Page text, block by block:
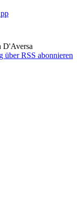
D'Aversa
über RSS abonnieren